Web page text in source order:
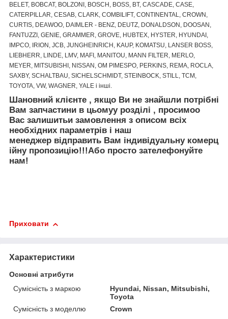
BELET, BOBCAT, BOLZONI, BOSCH, BOSS, BT, CASCADE, CASE,
CATERPILLAR, CESAB, CLARK, COMBILIFT, CONTINENTAL, CROWN,
CURTIS, DEAWOO, DAIMLER - BENZ, DEUTZ, DONALDSON, DOOSAN,
FANTUZZI, GENIE, GRAMMER, GROVE, HUBTEX, HYSTER, HYUNDAI,
IMPCO, IRION, JCB, JUNGHEINRICH, KAUP, KOMATSU, LANSER BOSS,
LIEBHERR, LINDE, LMV, MAFI, MANITOU, MANN FILTER, MERLO,
MEYER, MITSUBISHI, NISSAN, OM PIMESPO, PERKINS, REMA, ROCLA,
SAXBY, SCHALTBAU, SICHELSCHMIDT, STEINBOCK, STILL, TCM,
TOYOTA, VW, WAGNER, YALE і інші.
Шановний клієнте , якщо Ви не знайшли потрібні
Вам запчастини в цьомуу розділі , просимоо
Вас залишитьи замовлення з описом всіх
необхідних параметрів і наш
менеджер відправить Вам індивідуальнукомерц
ійну пропозицію!!!Або просто зателефонуйте
нам!
Приховати
Характеристики
Основні атрибути
Сумісність з маркою
Hyundai, Nissan, Mitsubishi,
Toyota
Сумісність з моделлю
Crown